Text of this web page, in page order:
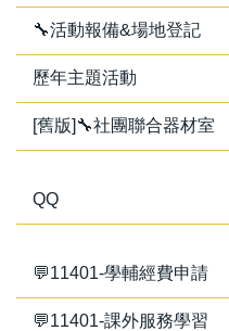
🔧活動報備&場地登記
歷年主題活動
[舊版]🔧社團聯合器材室
QQ
💬11401-學輔經費申請
💬11401-課外服務學習